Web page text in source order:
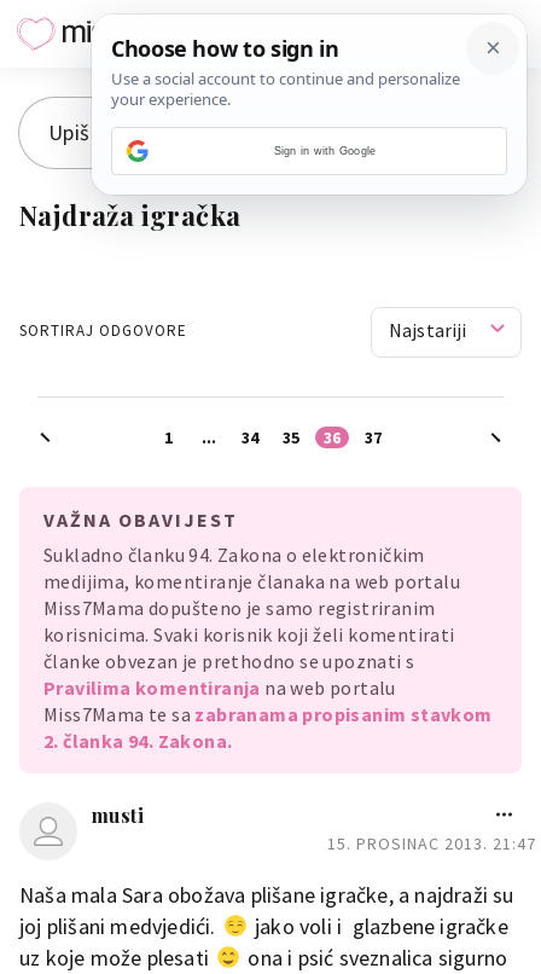
Najdraža igračka
SORTIRAJ ODGOVORE Najstariji
1 ... 34 35 36 37
VAŽNA OBAVIJEST
Sukladno članku 94. Zakona o elektroničkim
medijima, komentiranje članaka na web portalu
Miss7Mama dopušteno je samo registriranim
korisnicima. Svaki korisnik koji želi komentirati
članke obvezan je prethodno se upoznati s
Pravilima komentiranja na web portalu
Miss7Mama te sa zabranama propisanim stavkom
2. članka 94. Zakona.
musti
15. PROSINAC 2013. 21:47
Naša mala Sara obožava plišane igračke, a najdraži su
joj plišani medvjedići.
jako voli i glazbene igračke
uz koje može plesati
ona i psić sveznalica sigurno
Sign in with Google